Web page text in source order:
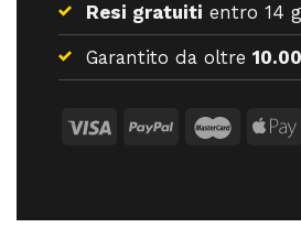
Resi gratuiti entro 14
Garantito da oltre